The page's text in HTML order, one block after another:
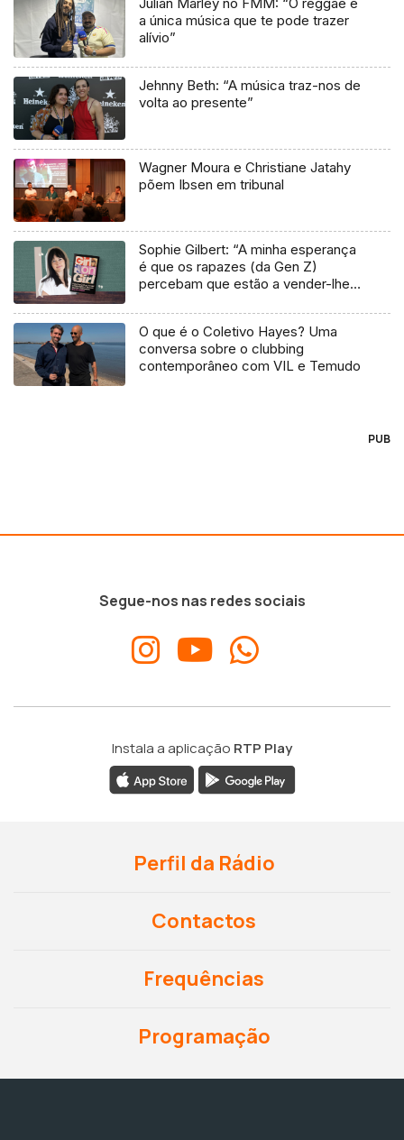
a única música que te pode trazer
alívio”
Jehnny Beth: “A música traz-nos de
volta ao presente”
Wagner Moura e Christiane Jatahy
põem Ibsen em tribunal
Sophie Gilbert: “A minha esperança
é que os rapazes (da Gen Z)
percebam que estão a vender-lhes
O que é o Coletivo Hayes? Uma
conversa sobre o clubbing
contemporâneo com VIL e Temudo
PUB
Segue-nos nas redes sociais
Instala a aplicação RTP Play
Perfil da Rádio
Contactos
Frequências
Programação